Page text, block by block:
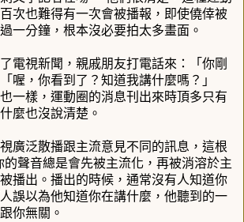
次也難得有一次會被播報，即使僥倖被
一分鐘，根本沒必要拍太多畫面。
電視新聞，親戚朋友打電話來：「你剛
喔，你看到了？知道我講什麼嗎？」
也一樣，運動圈的消息刊出來時頂多只有
麼也沒說清楚。
廣泛散播跟主流意見不同的訊息，這根
的聲音總是會先被主流化，再被消溶於主
播出。播出的時候，通常沒有人知道你
誤以為他知道你在講什麼，他聽到的一
你無關。